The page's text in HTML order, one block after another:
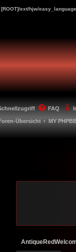
[ROOT]/ext/hjw/
FAQ
Übersicht MY